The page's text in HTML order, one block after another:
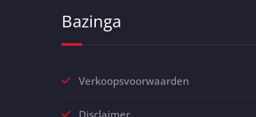
Bazinga
Verkoopsvoorwaarden
Disclaimer